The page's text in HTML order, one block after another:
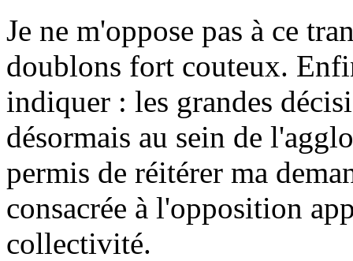
Je ne m'oppose pas à ce
doublons fort couteux.
indiquer : les grandes
désormais au sein de
permis de réitérer ma
consacrée à l'opposition
collectivité.